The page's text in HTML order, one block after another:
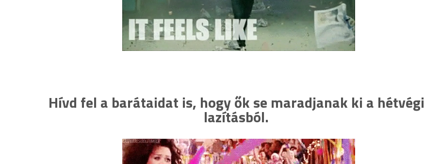
Hívd fel a barátaidat is, hogy ők se maradjanak ki a hétvégi
lazításból.